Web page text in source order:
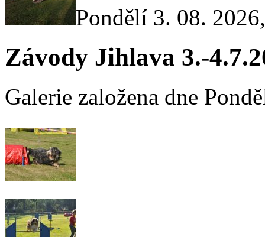
Pondělí 3. 08.
Závody Jihlava 3.-
Galerie založena dne